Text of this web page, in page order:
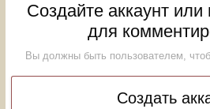
Создайте аккаунт или
для
Вы должны быть пользователем,
Создать